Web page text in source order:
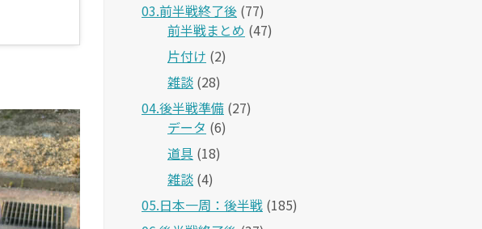
03.前半戦終了後 (77)
前半戦まとめ (47)
片付け (2)
雑談 (28)
04.後半戦準備 (27)
データ (6)
道具 (18)
雑談 (4)
05.日本一周：後半戦 (185)